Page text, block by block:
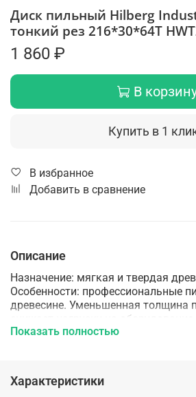
Диск пильный Hilberg
тонкий рез 216*30*64Т
1 860 ₽
В
Купить в 1
В избранное
Добавить в сравнение
Описание
Назначение: мягкая и твердая
Особенности: профессиональные
древесине. Уменьшенная толщина
снижает нагрузку на оборудование
производительность работ.
Показать полностью
Характеристики